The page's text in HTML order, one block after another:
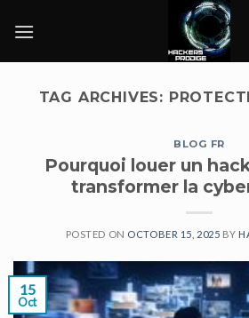
TAG ARCHIVES:
BLOG FR
Pourquoi louer un
transformer la
POSTED ON OCTOBER 15, 2025 BY
15
Oct